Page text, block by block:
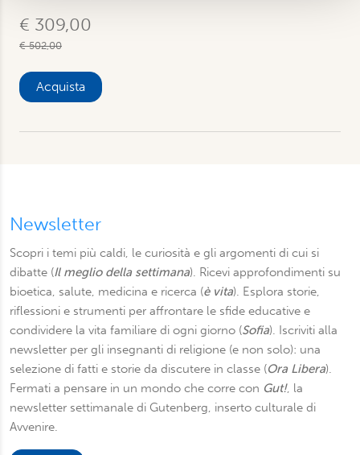
con altre informazioni che ha fornito loro o che hanno
raccolto dal suo utilizzo dei loro servizi. Scegliendo
“Rifiuta” saranno installati solo i cookie tecnici necessari
per il buon funzionamento del sito, con “Personalizza”
€ 309,00
€ 502,00
Acquista
Newsletter
Scopri i temi più caldi, le curiosità e gli argomenti di cui si
dibatte (Il meglio della settimana). Ricevi approfondimenti su
bioetica, salute, medicina e ricerca (è vita). Esplora storie,
riflessioni e strumenti per affrontare le sfide educative e
condividere la vita familiare di ogni giorno (Sofia). Iscriviti alla
newsletter per gli insegnanti di religione (e non solo): una
selezione di fatti e storie da discutere in classe (Ora Libera).
Fermati a pensare in un mondo che corre con Gut!, la
newsletter settimanale di Gutenberg, inserto culturale di
Avvenire.